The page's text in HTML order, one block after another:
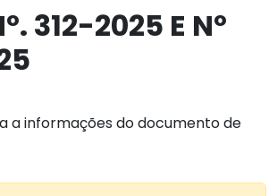
312-2025 E Nº
a informações do documento de